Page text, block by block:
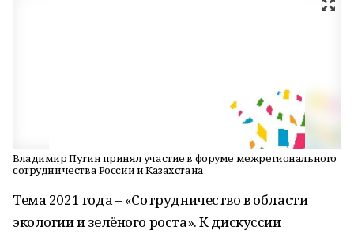
Владимир Путин принял участие в форуме межрегионального
сотрудничества России и Казахстана
Тема 2021 года – «Сотрудничество в области
экологии и зелёного роста». К дискуссии